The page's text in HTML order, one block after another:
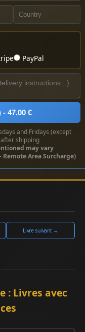
PayPal
47.00 €
and Fridays (except
shipping
may vary
Area Surcharge)
Livre suivant →
: Livres avec